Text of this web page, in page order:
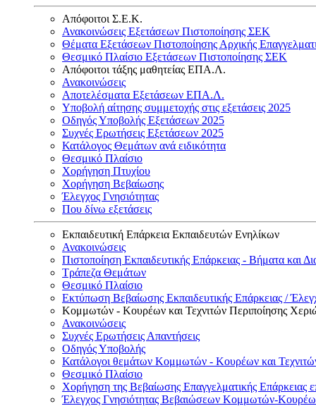
Απόφοιτοι Σ.Ε.Κ.
Ανακοινώσεις Εξετάσεων Πιστοποίησης ΣΕΚ
Θέματα Εξετάσεων Πιστοποίησης Αρχικής
Θεσμικό Πλαίσιο Εξετάσεων Πιστοποίησης ΣΕΚ
Απόφοιτοι τάξης μαθητείας ΕΠΑ.Λ.
Ανακοινώσεις
Αποτελέσματα Εξετάσεων ΕΠΑ.Λ.
Υποβολή αίτησης συμμετοχής στις εξετάσεις 2025
Οδηγός Υποβολής Εξετάσεων 2025
Συχνές Ερωτήσεις Εξετάσεων 2025
Κατάλογος Θεμάτων ανά ειδικότητα
Θεσμικό Πλαίσιο
Χορήγηση Πτυχίου
Χορήγηση Βεβαίωσης
Έλεγχος Γνησιότητας
Που δίνω εξετάσεις
Εκπαιδευτική Επάρκεια Εκπαιδευτών Ενηλίκων
Ανακοινώσεις
Πιστοποίηση Εκπαιδευτικής Επάρκειας - Βήματα και
Τράπεζα Θεμάτων
Θεσμικό Πλαίσιο
Εκτύπωση Βεβαίωσης Εκπαιδευτικής Επάρκειας /
Κομμωτών - Κουρέων και Τεχνιτών Περιποίησης
Ανακοινώσεις
Συχνές Ερωτήσεις Απαντήσεις
Οδηγός Υποβολής
Κατάλογοι θεμάτων Κομμωτών - Κουρέων και
Θεσμικό Πλαίσιο
Χορήγηση της Βεβαίωσης Επαγγελματικής
Έλεγχος Γνησιότητας Βεβαιώσεων Κομμωτών-